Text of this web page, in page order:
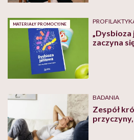
MATERIAŁY PROMOCYJNE
zaczyna
BADANIA
Zespół